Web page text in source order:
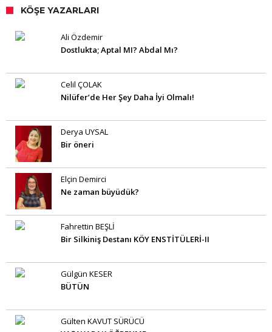
KÖŞE YAZARLARI
Ali Özdemir
Dostlukta; Aptal MI? Abdal Mı?
Celil ÇOLAK
Nilüfer’de Her Şey Daha İyi Olmalı!
Derya UYSAL
Bir öneri
Elçin Demirci
Ne zaman büyüdük?
Fahrettin BEŞLİ
Bir Silkiniş Destanı KÖY ENSTİTÜLERİ-II
Gülgün KESER
BÜTÜN
Gülten KAVUT SÜRÜCÜ